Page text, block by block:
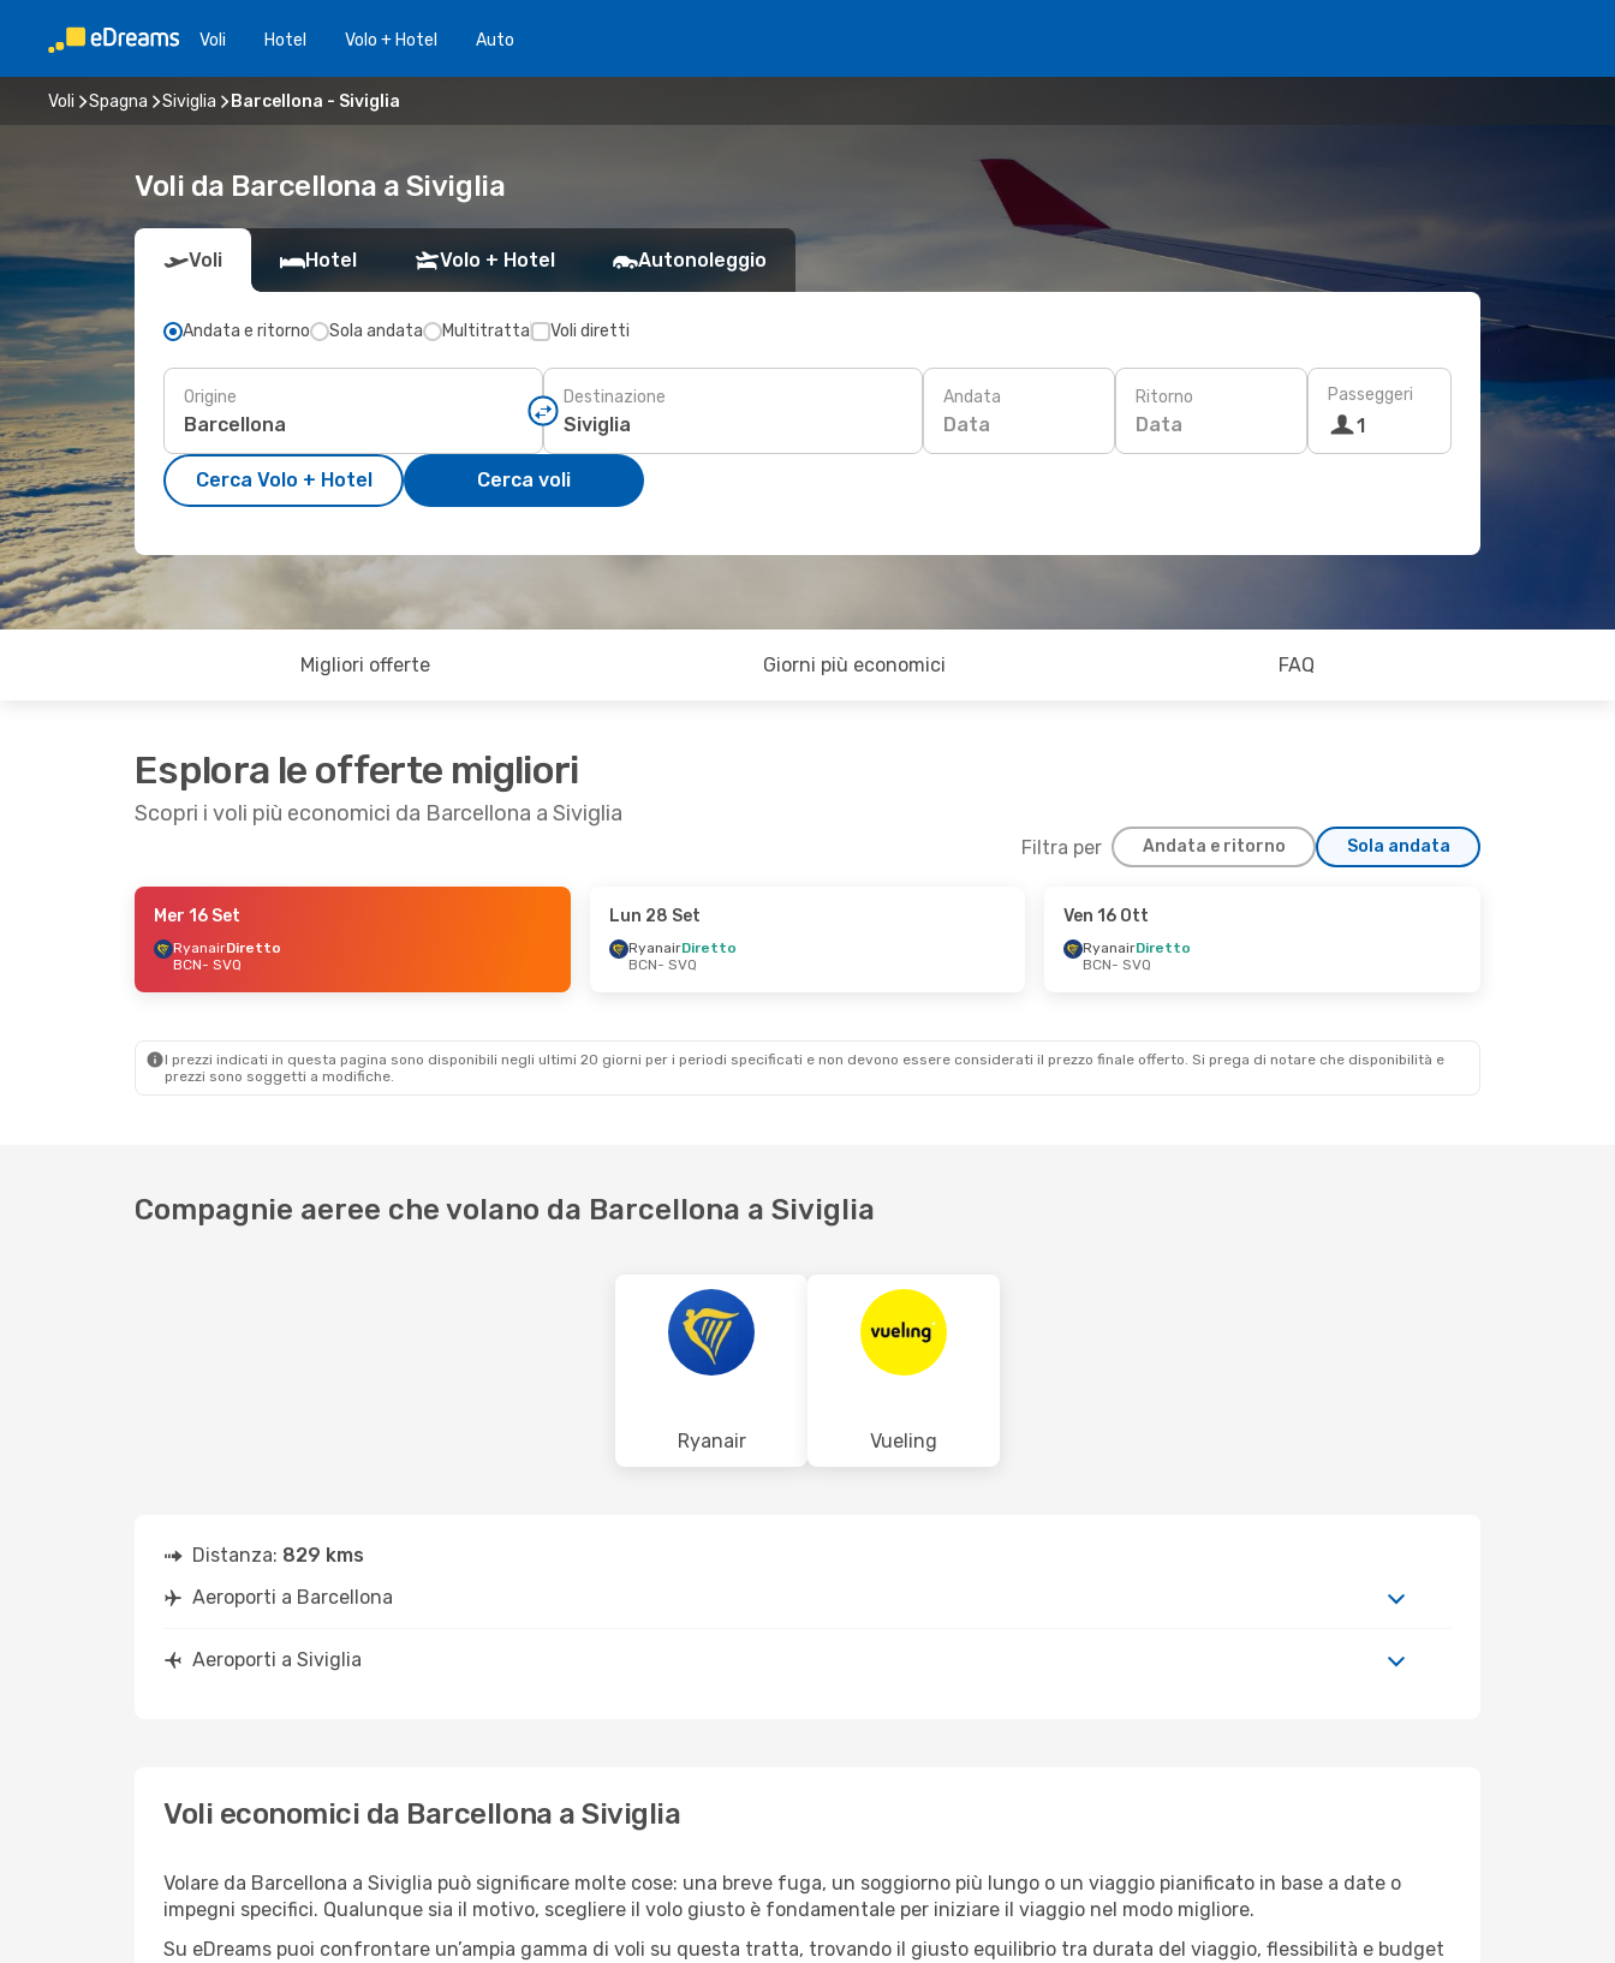
Voli Hotel Volo + Hotel Auto
Voli Spagna Siviglia Barcellona - Siviglia
Voli da Barcellona a Siviglia
Voli Hotel Volo + Hotel Autonoleggio
Andata e ritorno Sola andata Multitratta Voli diretti
Origine Destinazione Andata
Data
Ritorno
Data
Passeggeri
1
Cerca Volo + Hotel Cerca voli
Migliori offerte Giorni più economici FAQ
Esplora le offerte migliori
Scopri i voli più economici da Barcellona a Siviglia
Filtra per Andata e ritorno Sola andata
- Mer 30 Set
Mer 16 Set
RyanairDiretto
BCN- SVQ
Lun 28 Set
RyanairDiretto
BCN- SVQ
Ven 16 Ott
RyanairDiretto
BCN- SVQ
I prezzi indicati in questa pagina sono disponibili negli ultimi 20 giorni per i periodi specificati e non devono essere considerati il ​​prezzo finale offerto. Si prega di notare che disponibilità e
prezzi sono soggetti a modifiche.
Compagnie aeree che volano da Barcellona a Siviglia
Ryanair Vueling
Distanza: 829 kms
Aeroporti a Barcellona
Aeroporti a Siviglia
Voli economici da Barcellona a Siviglia
Volare da Barcellona a Siviglia può significare molte cose: una breve fuga, un soggiorno più lungo o un viaggio pianificato in base a date o
impegni specifici. Qualunque sia il motivo, scegliere il volo giusto è fondamentale per iniziare il viaggio nel modo migliore.
Su eDreams puoi confrontare un’ampia gamma di voli su questa tratta, trovando il giusto equilibrio tra durata del viaggio, flessibilità e budget